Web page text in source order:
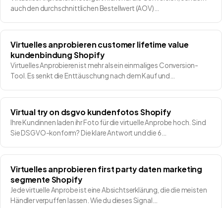
auch den durchschnittlichen Bestellwert (AOV)…
Virtuelles anprobieren customer lifetime value
kundenbindung Shopify
Virtuelles Anprobieren ist mehr als ein einmaliges Conversion-
Tool. Es senkt die Enttäuschung nach dem Kauf und…
Virtual try on dsgvo kundenfotos Shopify
Ihre Kundinnen laden ihr Foto für die virtuelle Anprobe hoch. Sind
Sie DSGVO-konform? Die klare Antwort und die 6…
Virtuelles anprobieren first party daten marketing
segmente Shopify
Jede virtuelle Anprobe ist eine Absichtserklärung, die die meisten
Händler verpuffen lassen. Wie du dieses Signal…